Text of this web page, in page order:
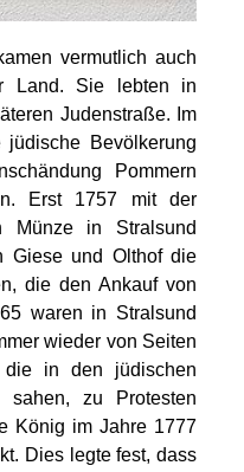
vermutlich auch
Land. Sie lebten in
Judenstraße. Im
Bevölkerung
Pommern
Erst 1757 mit der
Münze in Stralsund
Giese und Olthof die
die den Ankauf von
waren in Stralsund
wieder von Seiten
die in den jüdischen
sahen, zu Protesten
König im Jahre 1777
Dies legte fest, dass